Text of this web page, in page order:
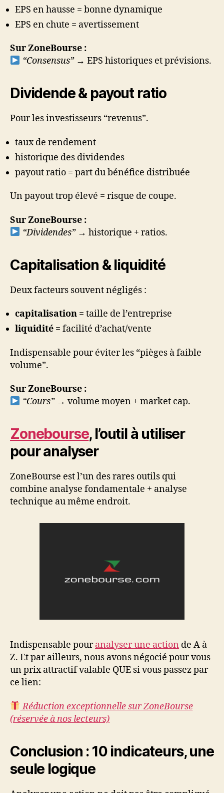
EPS en hausse = bonne dynamique
EPS en chute = avertissement
Sur ZoneBourse :
“Consensus”→ EPS historiques et prévisions.
Dividende & payout ratio
Pour les investisseurs “revenus”.
taux de rendement
historique des dividendes
payout ratio = part du bénéfice distribuée
Un payout trop élevé = risque de coupe.
Sur ZoneBourse :
“Dividendes”→ historique + ratios.
Capitalisation & liquidité
Deux facteurs souvent négligés :
capitalisation = taille de l’entreprise
liquidité = facilité d’achat/vente
Indispensable pour éviter les “pièges à faible
volume”.
Sur ZoneBourse :
“Cours”→ volume moyen + market cap.
Zonebourse, l’outil à utiliser
pour analyser
ZoneBourse est l’un des rares outils qui
combine analyse fondamentale + analyse
technique au même endroit.
Indispensable pouranalyser une action de A à
Z. Et par ailleurs, nous avons négocié pour vous
un prix attractif valable QUE si vous passez par
ce lien:
Réduction exceptionnelle sur ZoneBourse
(réservée à nos lecteurs)
Conclusion : 10 indicateurs, une
seule logique